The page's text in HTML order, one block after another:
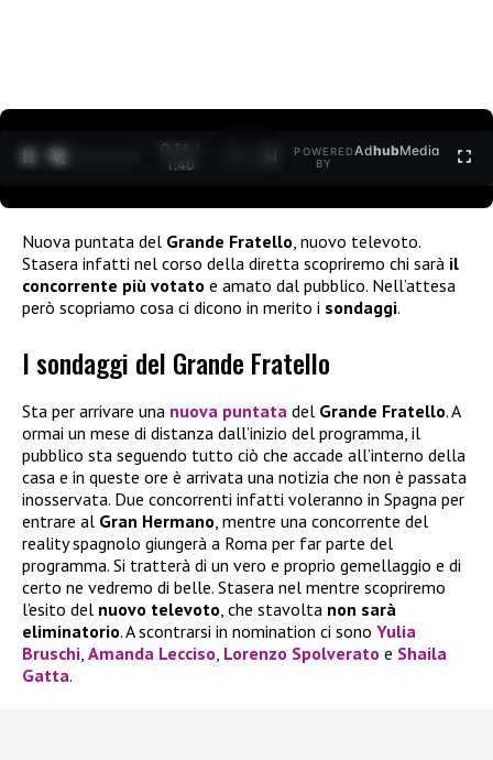
0:15 /
1:40
POWERED
BY
AdhubMedia
Nuova puntata del Grande Fratello , nuovo televoto.
Stasera infatti nel corso della diretta scopriremo chi sarà il
concorrente più votato e amato dal pubblico. Nell’attesa
però scopriamo cosa ci dicono in merito i sondaggi.
I sondaggi del Grande Fratello
Sta per arrivare una nuova puntata del Grande Fratello. A
ormai un mese di distanza dall’inizio del programma, il
pubblico sta seguendo tutto ciò che accade all’interno della
casa e in queste ore è arrivata una notizia che non è passata
inosservata. Due concorrenti infatti voleranno in Spagna per
entrare al Gran Hermano, mentre una concorrente del
reality spagnolo giungerà a Roma per far parte del
programma. Si tratterà di un vero e proprio gemellaggio e di
certo ne vedremo di belle. Stasera nel mentre scopriremo
l’esito del nuovo televoto, che stavolta non sarà
eliminatorio. A scontrarsi in nomination ci sono Yulia
Bruschi, Amanda Lecciso, Lorenzo Spolverato e Shaila
Gatta.